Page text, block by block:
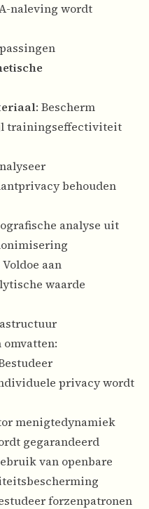
naleving wordt
: Bescherm
trainingseffectiviteit
behouden
analyse uit
Voldoe aan
waarde
privacy wordt
menigtedynamiek
gegarandeerd
van openbare
forzenpatronen